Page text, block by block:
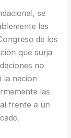
se
las
de los
que surja
no
la nación
las
frente a un